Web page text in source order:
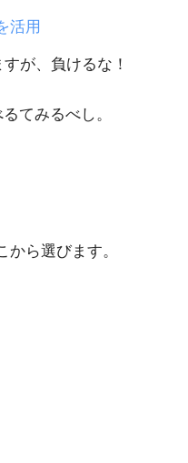
活用
が、負けるな！
てみるべし。
ら選びます。